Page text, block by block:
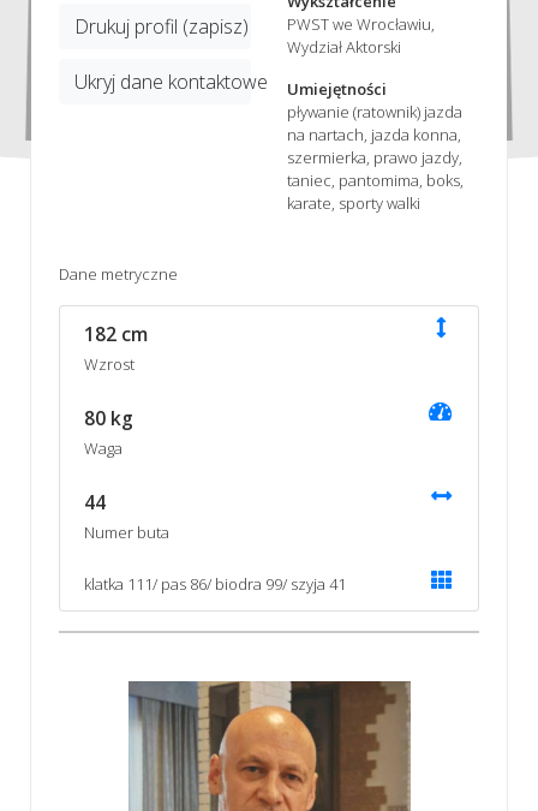
Drukuj profil (zapisz)
Ukryj dane kontaktowe
PWST we Wrocławiu,
Wydział Aktorski
Umiejętności
pływanie (ratownik) jazda
na nartach, jazda konna,
szermierka, prawo jazdy,
taniec, pantomima, boks,
karate, sporty walki
Dane metryczne
182 cm
Wzrost
80 kg
Waga
44
Numer buta
klatka 111/ pas 86/ biodra 99/ szyja 41